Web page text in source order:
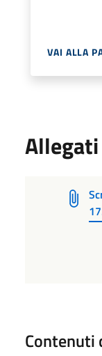
VAI ALLA
Allegati
Contenuti